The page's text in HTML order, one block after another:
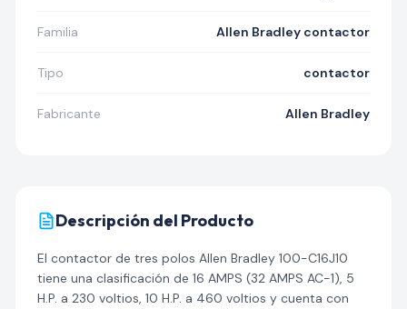
Familia Allen Bradley contactor
Tipo contactor
Fabricante Allen Bradley
Descripción del Producto
El contactor de tres polos Allen Bradley 100-C16J10
tiene una clasificación de 16 AMPS (32 AMPS AC-1), 5
H.P. a 230 voltios, 10 H.P. a 460 voltios y cuenta con